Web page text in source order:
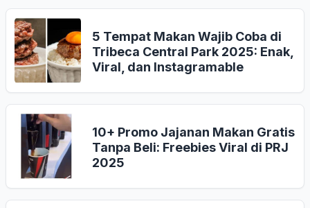
5 Tempat Makan Wajib Coba di
Tribeca Central Park 2025: Enak,
Viral, dan Instagramable
10+ Promo Jajanan Makan Gratis
Tanpa Beli: Freebies Viral di PRJ
2025